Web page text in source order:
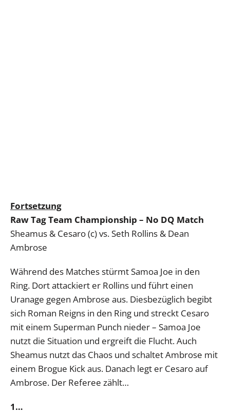
Fortsetzung
Raw Tag Team Championship – No DQ Match
Sheamus & Cesaro (c) vs. Seth Rollins & Dean
Ambrose
Während des Matches stürmt Samoa Joe in den
Ring. Dort attackiert er Rollins und führt einen
Uranage gegen Ambrose aus. Diesbezüglich begibt
sich Roman Reigns in den Ring und streckt Cesaro
mit einem Superman Punch nieder – Samoa Joe
nutzt die Situation und ergreift die Flucht. Auch
Sheamus nutzt das Chaos und schaltet Ambrose mit
einem Brogue Kick aus. Danach legt er Cesaro auf
Ambrose. Der Referee zählt…
1…